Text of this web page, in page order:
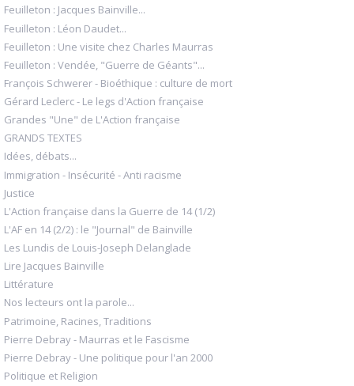
Feuilleton : Jacques Bainville...
Feuilleton : Léon Daudet...
Feuilleton : Une visite chez Charles Maurras
Feuilleton : Vendée, "Guerre de Géants"...
François Schwerer - Bioéthique : culture de mort
Gérard Leclerc - Le legs d'Action française
Grandes "Une" de L'Action française
GRANDS TEXTES
Idées, débats...
Immigration - Insécurité - Anti racisme
Justice
L'Action française dans la Guerre de 14 (1/2)
L'AF en 14 (2/2) : le "Journal" de Bainville
Les Lundis de Louis-Joseph Delanglade
Lire Jacques Bainville
Littérature
Nos lecteurs ont la parole...
Patrimoine, Racines, Traditions
Pierre Debray - Maurras et le Fascisme
Pierre Debray - Une politique pour l'an 2000
Politique et Religion